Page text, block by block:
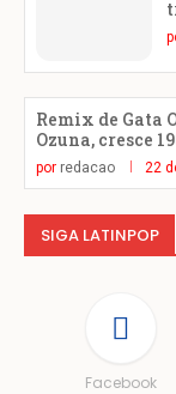
Remix de Gata
Ozuna, cresce
por redacao 22
SIGA LATINPOP
Facebook